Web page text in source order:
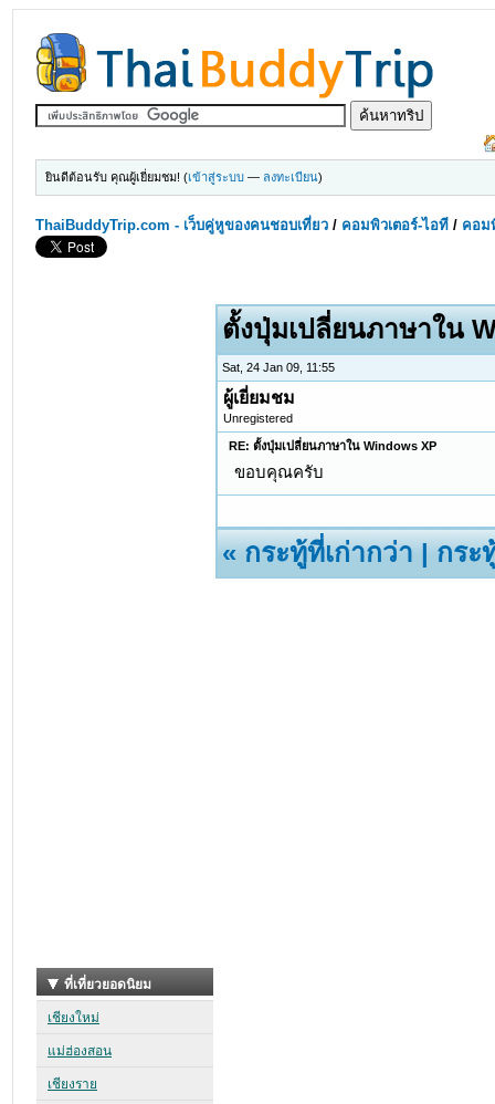
ยินดีต้อนรับ คุณผู้เยี่ยมชม! (เข้าสู่ระบบ — ลงทะเบียน)
ThaiBuddyTrip.com - เว็บคู่หูของคนชอบเที่ยว / คอมพิวเตอร์-ไอที / คอม
ตั้งปุ่มเปลี่ยนภาษาใน
Sat, 24 Jan 09, 11:55
ผู้เยี่ยมชม
Unregistered
RE: ตั้งปุ่มเปลี่ยนภาษาใน Windows XP
ขอบคุณครับ
«กระทู้ที่เก่ากว่า|กระ